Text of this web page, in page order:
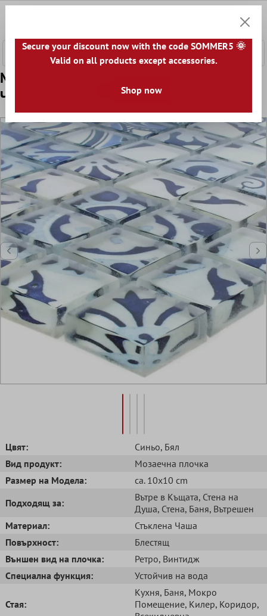
Mодел от Mозаечни Плочки Стъклена
Чаша Inspiration Син
Цвят: Синьо, Бял
Вид продукт:
Mозаечна плочка
Размер на Модела:
ca. 10x10 cm
Подходящ за:
Вътре в Къщата, Стена на
Душа, Стена, Баня, Вътрешен
Mатериал:
Стъклена Чаша
Повърхност:
Блестящ
Външен вид на плочка:
Ретро, Bинтидж
Специална функция:
Устойчив на вода
Стая:
Кухня, Баня, Мокро
Помещение, Килер, Коридор,
Secure your discount now with the code SOMMER5 🌞
Valid on all products except accessories.
Shop now